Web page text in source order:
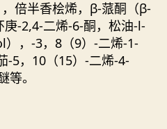
倍半香桧烯，β-蒎酮（β-
-2,4-二烯-6-酮，松油-l-
，-3，8（9）-二烯-1-
-5，10（15）-二烯-4-
等。